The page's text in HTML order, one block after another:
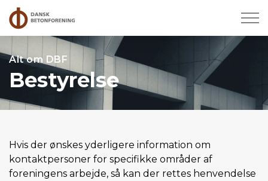
Alt om DBF
Bestyrelse
Hvis der ønskes yderligere information om
kontaktpersoner for specifikke områder af
foreningens arbejde, så kan der rettes henvendelse